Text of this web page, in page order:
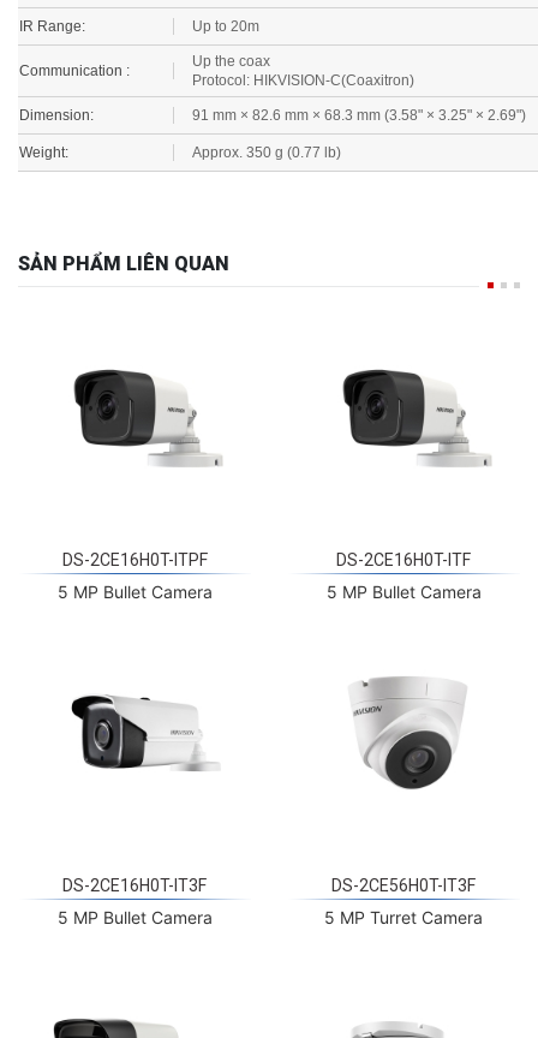
IR Range: Up to 20m
Up the coax
Protocol: HIKVISION-C(Coaxitron)
Dimension: 91 mm × 82.6 mm × 68.3 mm (3.58" × 3.25" × 2.69")
Weight: Approx. 350 g (0.77 lb)
SẢN PHẨM LIÊN QUAN
5 MP Bullet Camera 5 MP Bullet Camera
5 MP Bullet Camera 5 MP Turret Camera